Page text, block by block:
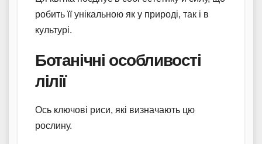
робить її унікальною як у природі, так і в
культурі.
Ботанічні особливості
лілії
Ось ключові риси, які визначають цю
рослину.